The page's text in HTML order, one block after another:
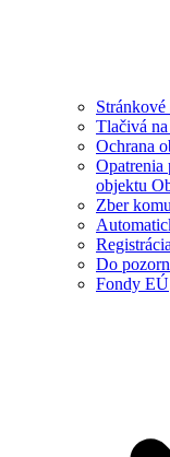
Tlačivá
Ochrana
Opatrenia
objektu
Zber
Do
Fondy EÚ